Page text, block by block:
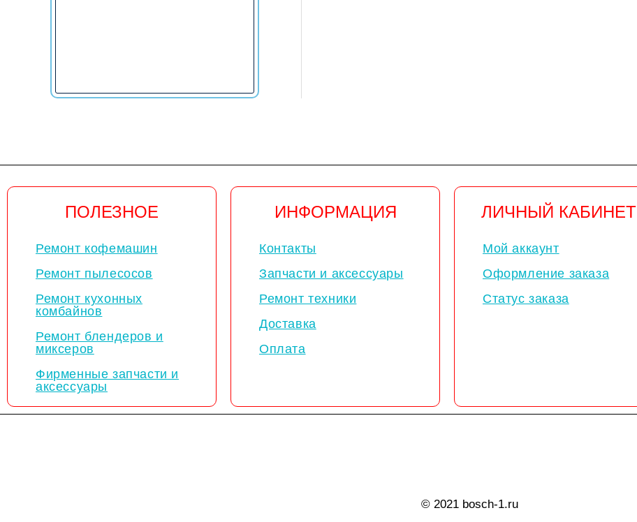
ПОЛЕЗНОЕ
Ремонт кофемашин
Ремонт пылесосов
Ремонт кухонных
комбайнов
Ремонт блендеров и
миксеров
Фирменные запчасти и
аксессуары
ИНФОРМАЦИЯ
Контакты
Запчасти и аксессуары
Ремонт техники
Доставка
Оплата
ЛИЧНЫЙ КАБИНЕТ
Мой аккаунт
Оформление заказа
Статус заказа
© 2021 bosch-1.ru